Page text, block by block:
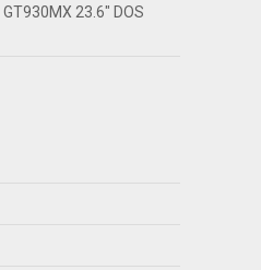
23.6″ DOS